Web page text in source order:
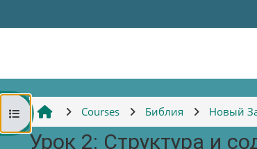
Open course indexCourses Библия Новый
Урок 2: Структура и